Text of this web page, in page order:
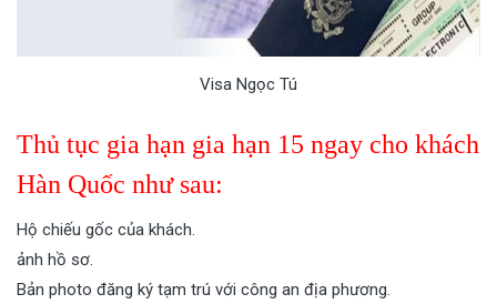
Visa Ngọc Tú
Thủ tục gia hạn gia hạn 15 ngay cho khách
Hàn Quốc như sau:
Hộ chiếu gốc của khách.
ảnh hồ sơ.
Bản photo đăng ký tạm trú với công an địa phương.